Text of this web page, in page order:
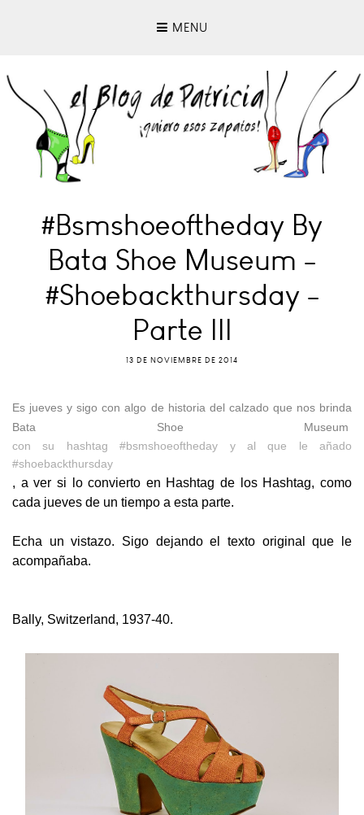
MENU
#bsmshoeoftheday By
Bata Shoe Museum -
#shoebackthursday -
Parte III
13 DE NOVIEMBRE DE 2014
Es jueves y sigo con algo de historia del calzado que nos brinda
Bata Shoe Museum
con su hashtag #bsmshoeoftheday y al que le añado
#shoebackthursday
, a ver si lo convierto en Hashtag de los Hashtag, como
cada jueves de un tiempo a esta parte.
Echa un vistazo. Sigo dejando el texto original que le
acompañaba.
Bally, Switzerland, 1937-40.